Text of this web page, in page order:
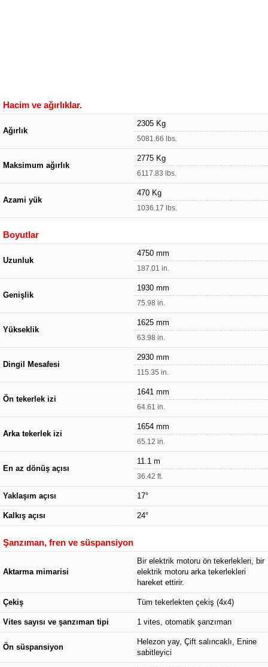
Hacim ve ağırlıklar.
Ağırlık
2305 Kg
5081.66 lbs.
Maksimum ağırlık
2775 Kg
6117.83 lbs.
Azami yük
470 Kg
1036.17 lbs.
Boyutlar
Uzunluk
4750 mm
187.01 in.
Genişlik
1930 mm
75.98 in.
Yükseklik
1625 mm
63.98 in.
Dingil Mesafesi
2930 mm
115.35 in.
Ön tekerlek izi
1641 mm
64.61 in.
Arka tekerlek izi
1654 mm
65.12 in.
En az dönüş açısı
11.1 m
36.42 ft.
Yaklaşım açısı 17°
Kalkış açısı 24°
Şanzıman, fren ve süspansiyon
Aktarma mimarisi
Bir elektrik motoru ön tekerlekleri, bir
elektrik motoru arka tekerlekleri
hareket ettirir.
Çekiş Tüm tekerlekten çekiş (4x4)
Vites sayısı ve şanzıman tipi 1 vites, otomatik şanzıman
Ön süspansiyon
Helezon yay, Çift salıncaklı, Enine
sabitleyici